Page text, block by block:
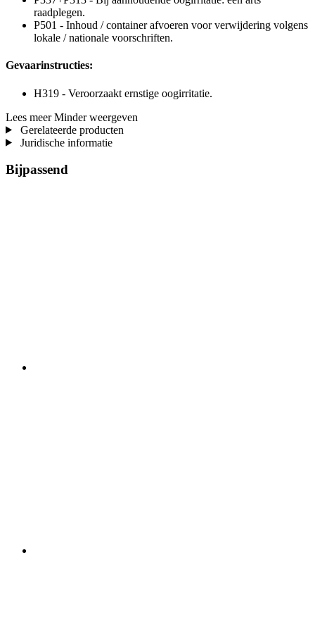
raadplegen.
P501 - Inhoud / container afvoeren voor verwijdering volgens
lokale / nationale voorschriften.
Gevaarinstructies:
H319 - Veroorzaakt ernstige oogirritatie.
Lees meer Minder weergeven
Gerelateerde producten
Juridische informatie
Bijpassend